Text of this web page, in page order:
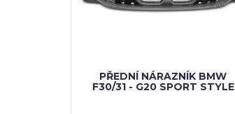
PŘEDNÍ NÁRAZNÍK BMW
F30/31 - G20 SPORT STYLE